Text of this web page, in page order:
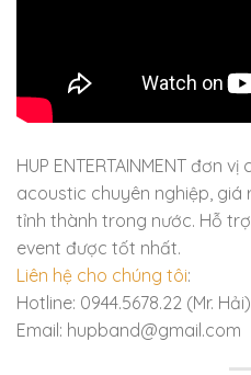
HUP ENTERTAINMENT đơn
acoustic chuyên nghiệp,
tỉnh thành trong nước. Hỗ
event được tốt nhất.
Liên hệ cho chúng tôi:
Hotline: 0944.5678.22 (Mr. Hải)
Email: hupband@gmail.com